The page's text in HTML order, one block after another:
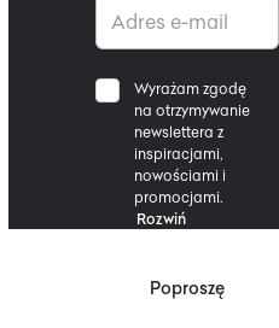
Wyrażam zgodę
na otrzymywanie
newslettera z
inspiracjami,
nowościami i
promocjami.
Rozwiń
Poproszę